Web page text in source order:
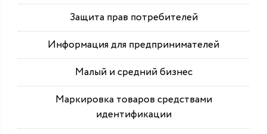
Защита прав потребителей
Информация для предпринимателей
Малый и средний бизнес
Маркировка товаров средствами
идентификации